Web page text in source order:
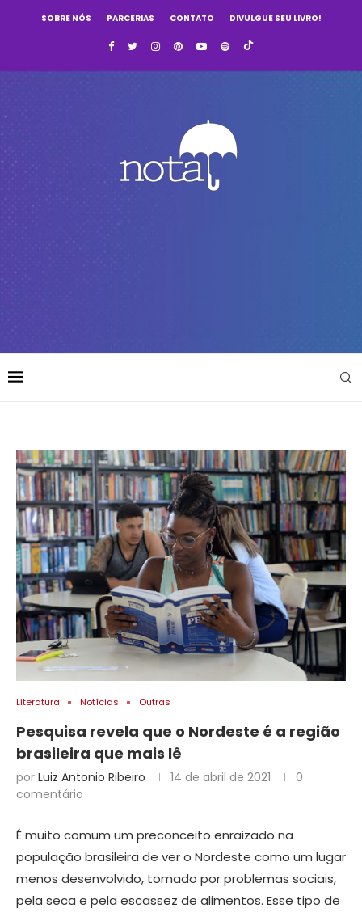
SOBRE NÓS PARCERIAS CONTATO DIVULGUE SEU LIVRO!
Literatura Notícias Outras
Pesquisa revela que o Nordeste é a região
brasileira que mais lê
por Luiz Antonio Ribeiro 14 de abril de 2021
0
comentário
É muito comum um preconceito enraizado na
população brasileira de ver o Nordeste como um lugar
menos desenvolvido, tomado por problemas sociais,
pela seca e pela escassez de alimentos. Esse tipo de